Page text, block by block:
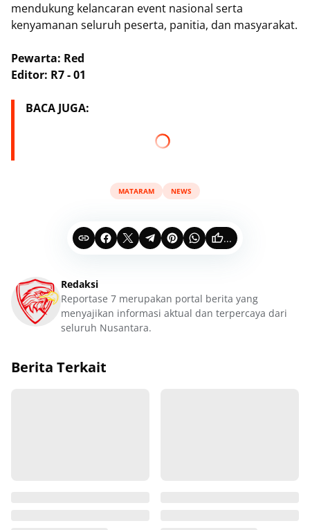
mendukung kelancaran event nasional serta
kenyamanan seluruh peserta, panitia, dan masyarakat.
Pewarta: Red
Editor: R7 - 01
BACA JUGA:
MATARAM NEWS
...
Redaksi
Reportase 7 merupakan portal berita yang
menyajikan informasi aktual dan terpercaya dari
seluruh Nusantara.
Berita Terkait